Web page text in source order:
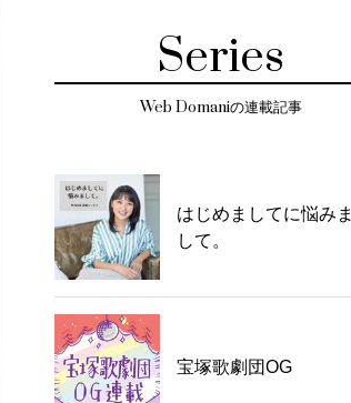
Series
Web Domaniの連載記事
はじめましてに悩みま
して。
宝塚歌劇団OG